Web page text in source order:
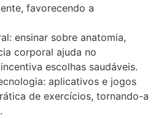
favorecendo a
ensinar sobre anatomia,
corporal ajuda no
escolhas saudáveis.
aplicativos e jogos
de exercícios, tornando-a